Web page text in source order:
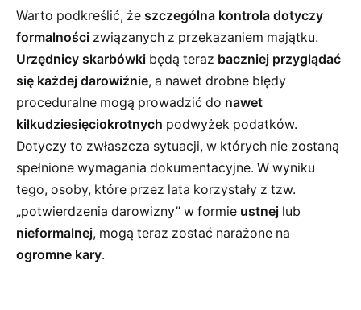
Warto podkreślić, że szczególna kontrola dotyczy
formalności związanych z przekazaniem majątku.
Urzędnicy skarbówki będą teraz baczniej przyglądać
się każdej darowiźnie, a nawet drobne błędy
proceduralne mogą prowadzić do nawet
kilkudziesięciokrotnych podwyżek podatków.
Dotyczy to zwłaszcza sytuacji, w których nie zostaną
spełnione wymagania dokumentacyjne. W wyniku
tego, osoby, które przez lata korzystały z tzw.
„potwierdzenia darowizny” w formie ustnej lub
nieformalnej, mogą teraz zostać narażone na
ogromne kary.